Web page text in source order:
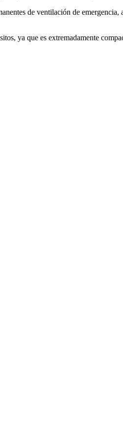
de ventilación de
ya que es extremadamente